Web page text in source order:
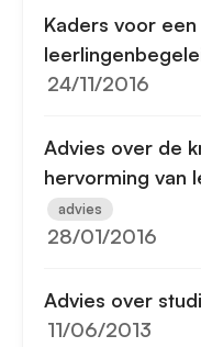
Kaders voor
24/11/2016
Advies over de
hervorming van
advies
28/01/2016
Advies over
11/06/2013